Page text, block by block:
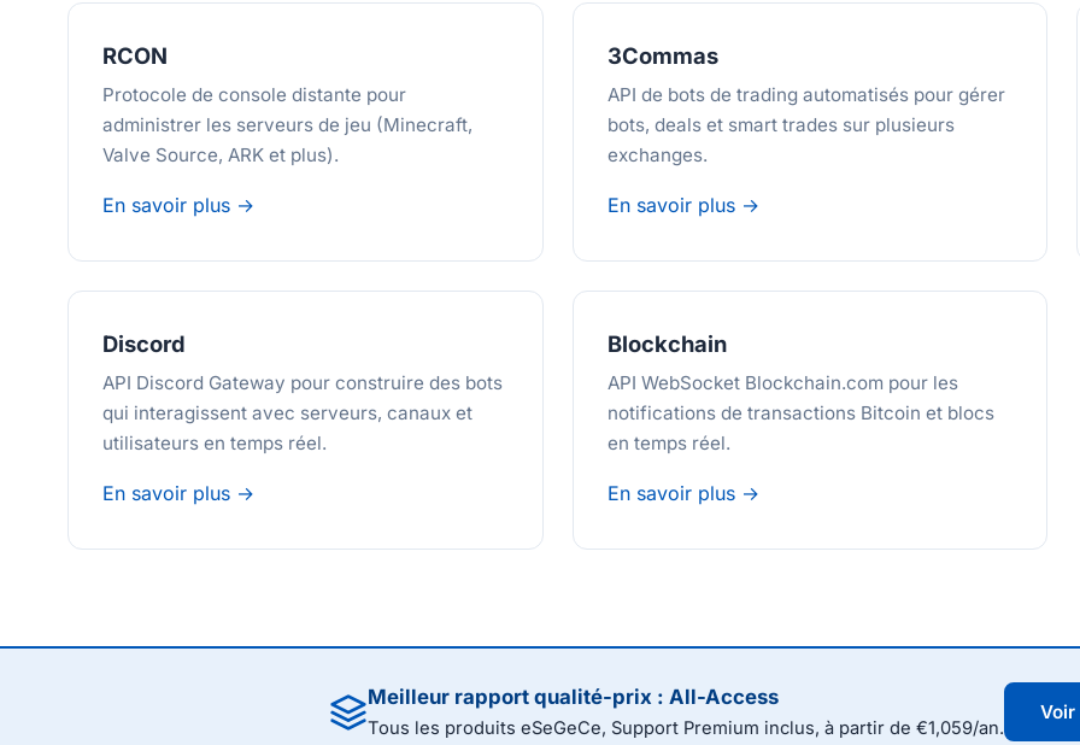
RCON
Protocole de console distante pour
administrer les serveurs de jeu (Minecraft,
Valve Source, ARK et plus).
En savoir plus →
3Commas
API de bots de trading automatisés pour gérer
bots, deals et smart trades sur plusieurs
exchanges.
En savoir plus →
Discord
API Discord Gateway pour construire des bots
qui interagissent avec serveurs, canaux et
utilisateurs en temps réel.
En savoir plus →
Blockchain
API WebSocket Blockchain.com pour les
notifications de transactions Bitcoin et blocs
en temps réel.
En savoir plus →
Meilleur rapport qualité-prix : All-Access
Tous les produits eSeGeCe, Support Premium inclus, à partir de €1,059/an.